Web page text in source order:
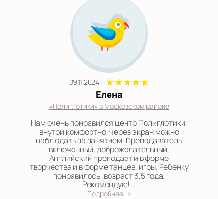
09.11.2024
Елена
«Полиглотики» в Московском районе
Нам очень понравился центр Полиглотики,
внутри комфортно, через экран можно
наблюдать за занятием. Преподаватель
включенный, доброжелательный,
Английский преподает и в форме
творчества и в форме танцев, игры. Ребенку
понравилось, возраст 3,5 года.
Рекомендую!...
Подробнее →